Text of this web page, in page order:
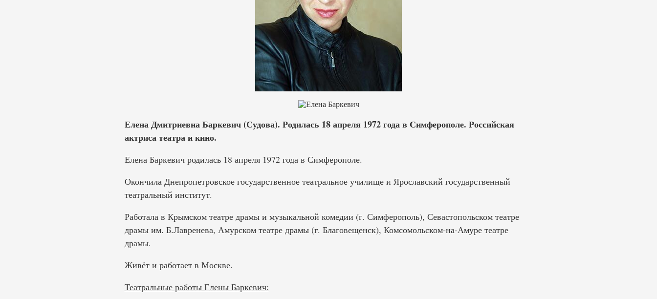
Елена Дмитриевна Баркевич (Судова). Родилась 18 апреля 1972 года в Симферополе. Российская
актриса театра и кино.
Елена Баркевич родилась 18 апреля 1972 года в Симферополе.
Окончила Днепропетровское государственное театральное училище и Ярославский государственный
театральный институт.
Работала в Крымском театре драмы и музыкальной комедии (г. Симферополь), Севастопольском театре
драмы им. Б.Лавренева, Амурском театре драмы (г. Благовещенск), Комсомольском-на-Амуре театре
драмы.
Живёт и работает в Москве.
Театральные работы Елены Баркевич: